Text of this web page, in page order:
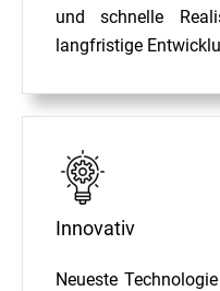
und schnelle
langfristige
Innovativ
Neueste